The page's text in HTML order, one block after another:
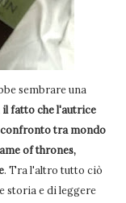
sembrare una
il fatto che l'autrice
confronto tra mondo
of thrones,
. Tra l'altro tutto ciò
storia e di leggere